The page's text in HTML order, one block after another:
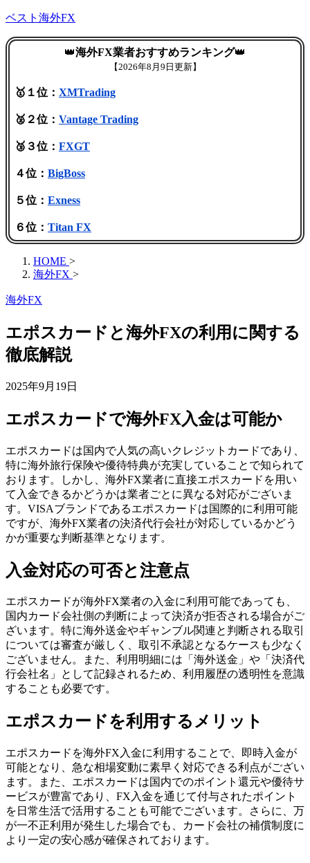
ベスト海外FX
👑海外FX業者おすすめランキング👑
【2026年8月9日更新】
🥇１位： XMTrading
🥈２位： Vantage Trading
🥉３位： FXGT
４位： BigBoss
５位： Exness
６位： Titan FX
HOME >
海外FX >
海外FX
エポスカードと海外FXの利用に関する
徹底解説
2025年9月19日
エポスカードで海外FX入金は可能か
エポスカードは国内で人気の高いクレジットカードであり、
特に海外旅行保険や優待特典が充実していることで知られて
おります。しかし、海外FX業者に直接エポスカードを用い
て入金できるかどうかは業者ごとに異なる対応がございま
す。VISAブランドであるエポスカードは国際的に利用可能
ですが、海外FX業者の決済代行会社が対応しているかどう
かが重要な判断基準となります。
入金対応の可否と注意点
エポスカードが海外FX業者の入金に利用可能であっても、
国内カード会社側の判断によって決済が拒否される場合がご
ざいます。特に海外送金やギャンブル関連と判断される取引
については審査が厳しく、取引不承認となるケースも少なく
ございません。また、利用明細には「海外送金」や「決済代
行会社名」として記録されるため、利用履歴の透明性を意識
することも必要です。
エポスカードを利用するメリット
エポスカードを海外FX入金に利用することで、即時入金が
可能となり、急な相場変動に素早く対応できる利点がござい
ます。また、エポスカードは国内でのポイント還元や優待サ
ービスが豊富であり、FX入金を通じて付与されたポイント
を日常生活で活用することも可能でございます。さらに、万
が一不正利用が発生した場合でも、カード会社の補償制度に
より一定の安心感が確保されております。